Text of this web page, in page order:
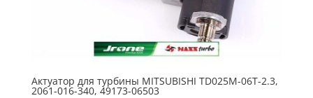
Актуатор для турбины MITSUBISHI TD025M-06T-2.3,
2061-016-340, 49173-06503